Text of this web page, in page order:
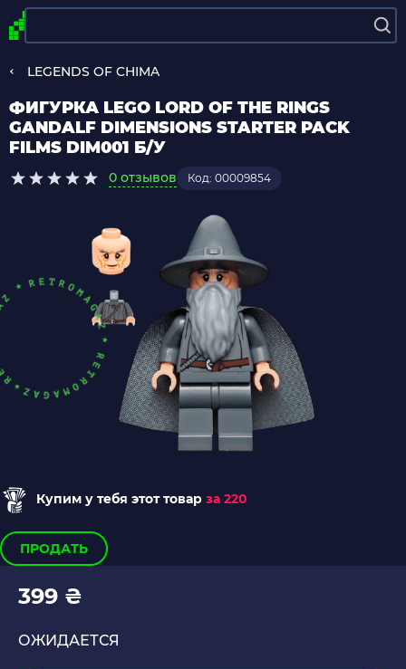
LEGENDS OF CHIMA
ФИГУРКА LEGO LORD OF THE RINGS
GANDALF DIMENSIONS STARTER PACK
FILMS DIM001 Б/У
0 отзывов Код: 00009854
Купим у тебя этот товар за 220
ПРОДАТЬ
399 ₴
ОЖИДАЕТСЯ